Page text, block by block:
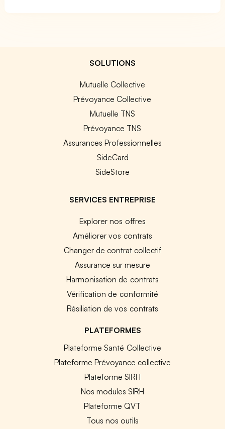
SOLUTIONS
Mutuelle Collective
Prévoyance Collective
Mutuelle TNS
Prévoyance TNS
Assurances Professionnelles
SideCard
SideStore
SERVICES ENTREPRISE
Explorer nos offres
Améliorer vos contrats
Changer de contrat collectif
Assurance sur mesure
Harmonisation de contrats
Vérification de conformité
Résiliation de vos contrats
PLATEFORMES
Plateforme Santé Collective
Plateforme Prévoyance collective
Plateforme SIRH
Nos modules SIRH
Plateforme QVT
Tous nos outils